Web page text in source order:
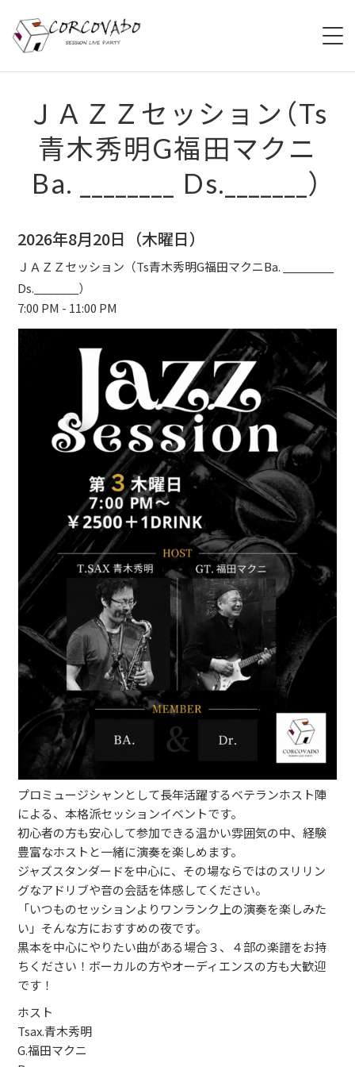
ABOUT
SCHEDULE
MENU
ブッキングライブ出演者募集！！
楽器機材等
初心者POPS
ＪＡＺＺセッション（Ts
青木秀明G福田マクニ
Ba. ________ Ds._______）
2026年8月20日（木曜日）
ＪＡＺＺセッション（Ts青木秀明G福田マクニBa. ________
Ds._______）
7:00 PM - 11:00 PM
プロミュージシャンとして長年活躍するベテランホスト陣
による、本格派セッションイベントです。
初心者の方も安心して参加できる温かい雰囲気の中、経験
豊富なホストと一緒に演奏を楽しめます。
ジャズスタンダードを中心に、その場ならではのスリリン
グなアドリブや音の会話を体感してください。
「いつものセッションよりワンランク上の演奏を楽しみた
い」そんな方におすすめの夜です。
黒本を中心にやりたい曲がある場合３、４部の楽譜をお持
ちください！ボーカルの方やオーディエンスの方も大歓迎
です！
ホスト
Tsax.青木秀明
G.福田マクニ